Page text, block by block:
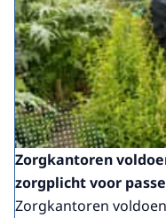
Zorgkantoren
zorgplicht voor
Zorgkantoren